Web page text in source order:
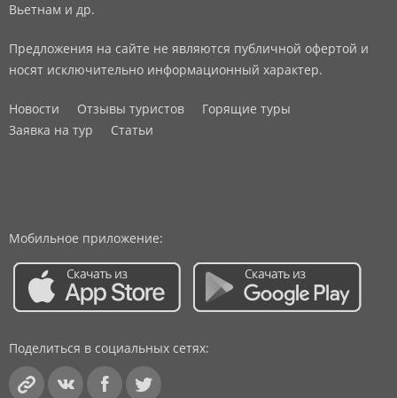
Вьетнам и др.
Предложения на сайте не являются публичной офертой и
носят исключительно информационный характер.
Новости Отзывы туристов
Горящие туры
Заявка на тур
Статьи
Мобильное приложение:
Поделиться в социальных сетях: